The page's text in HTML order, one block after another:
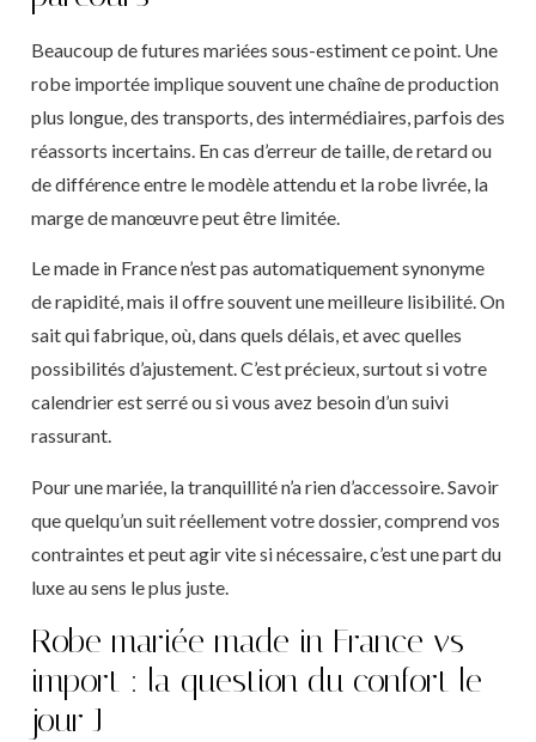
Beaucoup de futures mariées sous-estiment ce point. Une
robe importée implique souvent une chaîne de production
plus longue, des transports, des intermédiaires, parfois des
réassorts incertains. En cas d’erreur de taille, de retard ou
de différence entre le modèle attendu et la robe livrée, la
marge de manœuvre peut être limitée.
Le made in France n’est pas automatiquement synonyme
de rapidité, mais il offre souvent une meilleure lisibilité. On
sait qui fabrique, où, dans quels délais, et avec quelles
possibilités d’ajustement. C’est précieux, surtout si votre
calendrier est serré ou si vous avez besoin d’un suivi
rassurant.
Pour une mariée, la tranquillité n’a rien d’accessoire. Savoir
que quelqu’un suit réellement votre dossier, comprend vos
contraintes et peut agir vite si nécessaire, c’est une part du
luxe au sens le plus juste.
Robe mariée made in France vs
import : la question du confort le
jour J